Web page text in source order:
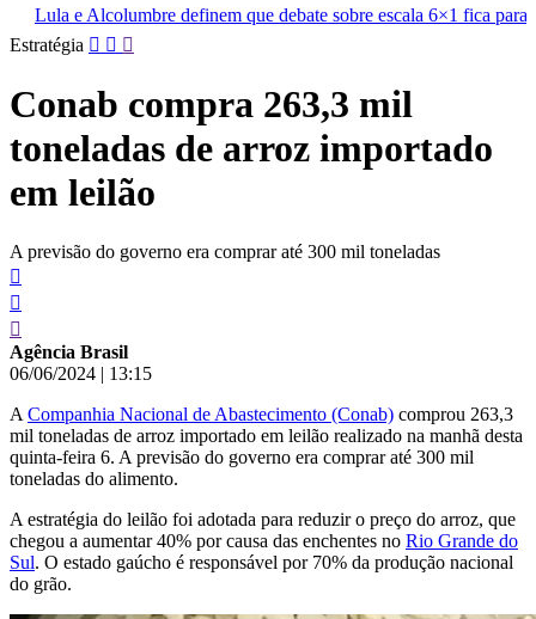
definem que debate sobre escala 6×1 fica para depois das
Pular
conteúdo
Estratégia
Conab compra 263,3 mil
toneladas de arroz importado
em leilão
A previsão do governo era comprar até 300 mil toneladas
Agência Brasil
06/06/2024 | 13:15
A Companhia Nacional de Abastecimento (Conab) comprou 263,3
mil toneladas de arroz importado em leilão realizado na manhã desta
quinta-feira 6. A previsão do governo era comprar até 300 mil
toneladas do alimento.
A estratégia do leilão foi adotada para reduzir o preço do arroz, que
chegou a aumentar 40% por causa das enchentes no Rio Grande do
Sul. O estado gaúcho é responsável por 70% da produção nacional
do grão.